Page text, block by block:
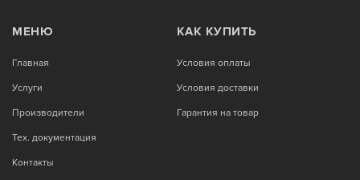
МЕНЮ
Главная
Услуги
Производители
Тех. документация
Контакты
КАК КУПИТЬ
Условия оплаты
Условия доставки
Гарантия на товар